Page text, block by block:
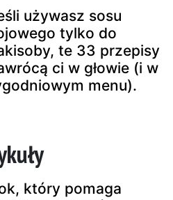
używasz sosu
tylko do
te 33 przepisy
ci w głowie (i w
menu).
który pomaga